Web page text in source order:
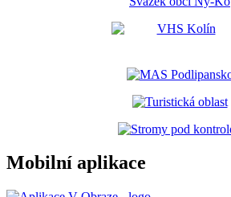
Mobilní aplikace